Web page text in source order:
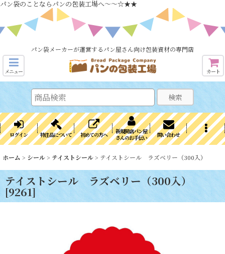
パン袋のことならパンの包装工場へ～～☆★★
パン袋メーカーが運営するパン屋さん向け包装資材の専門店
メニュー カート
検索
ログイン 特注品について 初めての方へ
新規開店パン屋
さんのお手伝い
問い合わせ
ホーム > シール> テイストシール> テイストシール ラズベリー（300入）
テイストシール ラズベリー（300入）
[9261]